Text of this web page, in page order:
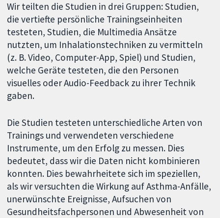
Wir teilten die Studien in drei Gruppen: Studien,
die vertiefte persönliche Trainingseinheiten
testeten, Studien, die Multimedia Ansätze
nutzten, um Inhalationstechniken zu vermitteln
(z. B. Video, Computer-App, Spiel) und Studien,
welche Geräte testeten, die den Personen
visuelles oder Audio-Feedback zu ihrer Technik
gaben.
Die Studien testeten unterschiedliche Arten von
Trainings und verwendeten verschiedene
Instrumente, um den Erfolg zu messen. Dies
bedeutet, dass wir die Daten nicht kombinieren
konnten. Dies bewahrheitete sich im speziellen,
als wir versuchten die Wirkung auf Asthma-Anfälle,
unerwünschte Ereignisse, Aufsuchen von
Gesundheitsfachpersonen und Abwesenheit von